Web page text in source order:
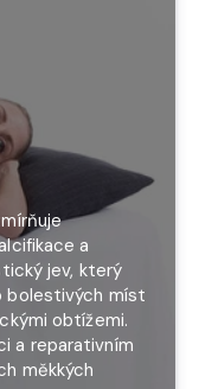
a
jev, který
bolestivých míst
obtížemi.
a reparativním
měkkých